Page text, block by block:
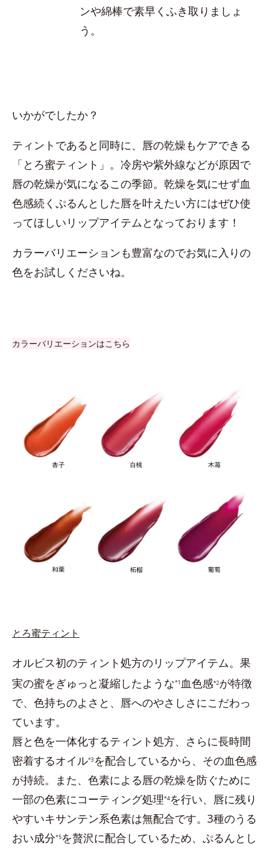
ンや綿棒で素早くふき取りましょ
う。
いかがでしたか？
ティントであると同時に、唇の乾燥もケアできる
「とろ蜜ティント」。冷房や紫外線などが原因で
唇の乾燥が気になるこの季節。乾燥を気にせず血
色感続くぷるんとした唇を叶えたい方にはぜひ使
ってほしいリップアイテムとなっております！
カラーバリエーションも豊富なのでお気に入りの
色をお試しくださいね。
カラーバリエーションはこちら
とろ蜜ティント
オルビス初のティント処方のリップアイテム。果
実の蜜をぎゅっと凝縮したような*1 血色感*2が特徴
で、色持ちのよさと、唇へのやさしさにこだわっ
ています。
唇と色を一体化するティント処方、さらに長時間
密着するオイル*3 を配合しているから、その血色感
が持続。また、色素による唇の乾燥を防ぐために
一部の色素にコーティング処理*4を行い、唇に残り
やすいキサンテン系色素は無配合です。3種のうる
おい成分*5を贅沢に配合しているため、ぷるんとし